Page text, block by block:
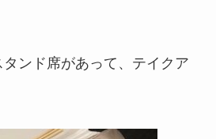
ンド席があって、テイクア